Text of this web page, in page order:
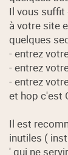
Il vous suffit
à votre site
quelques
- entrez
- entrez
- entrez
et hop c'est
Il est
inutiles (
' qui ne